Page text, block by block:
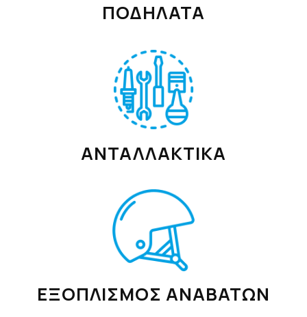
ΠΟΔΗΛΑΤΑ
ΑΝΤΑΛΛΑΚΤΙΚΑ
ΕΞΟΠΛΙΣΜΟΣ ΑΝΑΒΑΤΩΝ